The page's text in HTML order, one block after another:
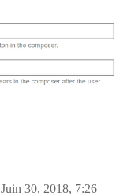
Juin 30, 2018, 7:26